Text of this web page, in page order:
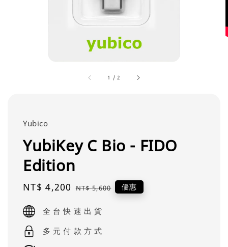
1 /2
Yubico
YubiKey C Bio - FIDO
Edition
Sale
NT$ 4,200 Regular
NT$ 5,600 優惠
全 台 快 速 出 貨
多 元 付 款 方 式